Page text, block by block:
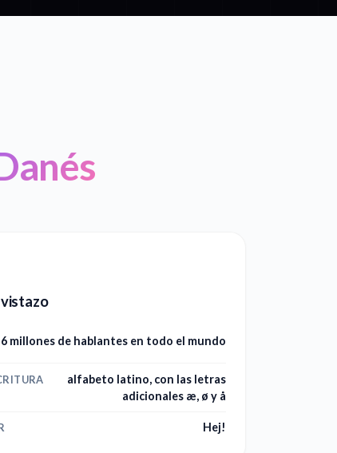
millones de hablantes en todo el mundo
alfabeto latino, con las letras
adicionales æ, ø y å
Hej!